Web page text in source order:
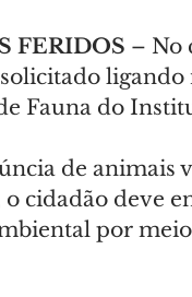
FERIDOS – No
Fauna do
de animais
cidadão deve
por meio